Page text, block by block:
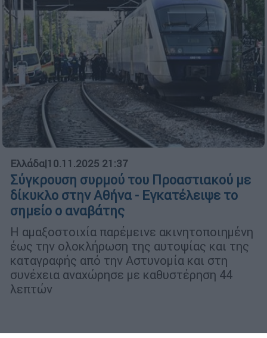
Ελλάδα|10.11.2025 21:37
Σύγκρουση συρμού του Προαστιακού με
δίκυκλο στην Αθήνα - Εγκατέλειψε το
σημείο ο αναβάτης
Η αμαξοστοιχία παρέμεινε ακινητοποιημένη
έως την ολοκλήρωση της αυτοψίας και της
καταγραφής από την Αστυνομία και στη
συνέχεια αναχώρησε με καθυστέρηση 44
λεπτών